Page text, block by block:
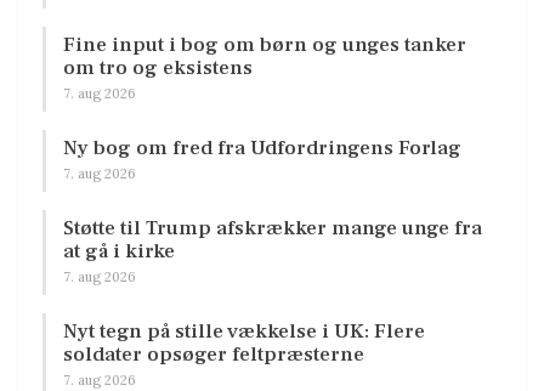
Fine input i bog om børn og unges tanker
om tro og eksistens
7. aug 2026
Ny bog om fred fra Udfordringens Forlag
7. aug 2026
Støtte til Trump afskrækker mange unge fra
at gå i kirke
7. aug 2026
Nyt tegn på stille vækkelse i UK: Flere
soldater opsøger feltpræsterne
7. aug 2026